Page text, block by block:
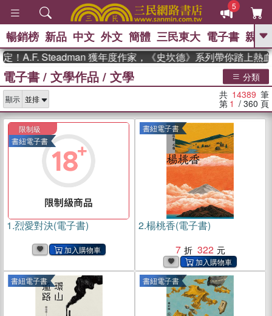
5
GO
熱搜： 高希均教授回憶錄
、 The Odyssey 、 父親節 、 如果歷
、 國際布克
獎 臺灣漫遊錄 、 方念華 、 台灣的李
登輝時代 、 數學女孩：黎曼猜想
偉大的迷走神經
暢銷榜 新品 中文 外文 簡體 三民東大 電子書 親子
Steadman 獲年度作家，《史坎德》系列帶你踏上熱血奇幻
電子書 / 文學作品 / 文學 分類
顯示 共 14389 筆
第 1 / 360 頁
限制級
書紐電子書
1.烈愛對決(電子書)
書紐電子書
2.楊桃香(電子書)
7
322
書紐電子書 書紐電子書